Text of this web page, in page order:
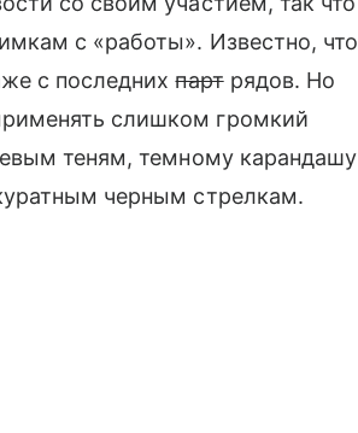
с «работы». Известно, что
с последнихпартрядов. Но
слишком громкий
теням, темному карандашу
черным стрелкам.